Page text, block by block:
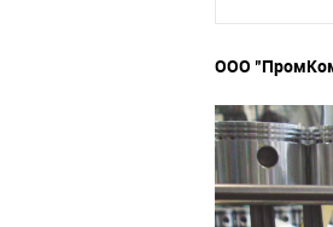
ООО